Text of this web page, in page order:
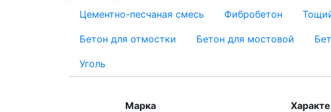
Цементно-песчаная смесь Фибробетон
Бетон для отмостки Бетон для мостовой
Уголь
Марка